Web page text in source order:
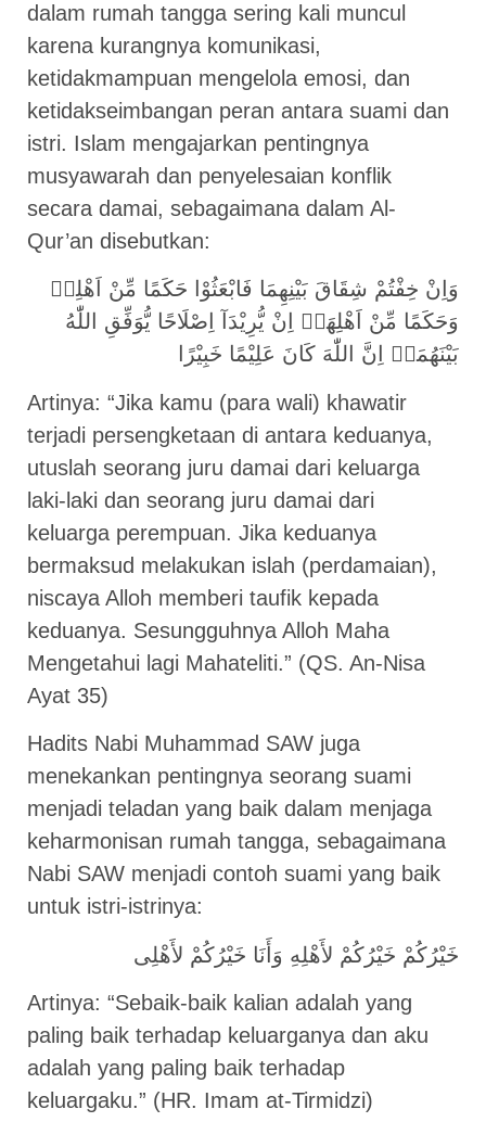
dalam rumah tangga sering kali muncul
karena kurangnya komunikasi,
ketidakmampuan mengelola emosi, dan
ketidakseimbangan peran antara suami dan
istri. Islam mengajarkan pentingnya
musyawarah dan penyelesaian konflik
secara damai, sebagaimana dalam Al-
Qur’an disebutkan:
وَاِنْ خِفْتُمْ شِقَاقَ بَيْنِهِمَا فَابْعَثُوْا حَكَمًا مِّنْ اَهْلِهٖ
وَحَكَمًا مِّنْ اَهْلِهَاۚ اِنْ يُّرِيْدَآ اِصْلَاحًا يُّوَفِّقِ اللّٰهُ
بَيْنَهُمَاۗ اِنَّ اللّٰهَ كَانَ عَلِيْمًا خَبِيْرًا
Artinya: “Jika kamu (para wali) khawatir
terjadi persengketaan di antara keduanya,
utuslah seorang juru damai dari keluarga
laki-laki dan seorang juru damai dari
keluarga perempuan. Jika keduanya
bermaksud melakukan islah (perdamaian),
niscaya Alloh memberi taufik kepada
keduanya. Sesungguhnya Alloh Maha
Mengetahui lagi Mahateliti.” (QS. An-Nisa
Ayat 35)
Hadits Nabi Muhammad SAW juga
menekankan pentingnya seorang suami
menjadi teladan yang baik dalam menjaga
keharmonisan rumah tangga, sebagaimana
Nabi SAW menjadi contoh suami yang baik
untuk istri-istrinya:
خَيْرُكُمْ خَيْرُكُمْ لأَهْلِهِ وَأَنَا خَيْرُكُمْ لأَهْلِى
Artinya: “Sebaik-baik kalian adalah yang
paling baik terhadap keluarganya dan aku
adalah yang paling baik terhadap
keluargaku.” (HR. Imam at-Tirmidzi)